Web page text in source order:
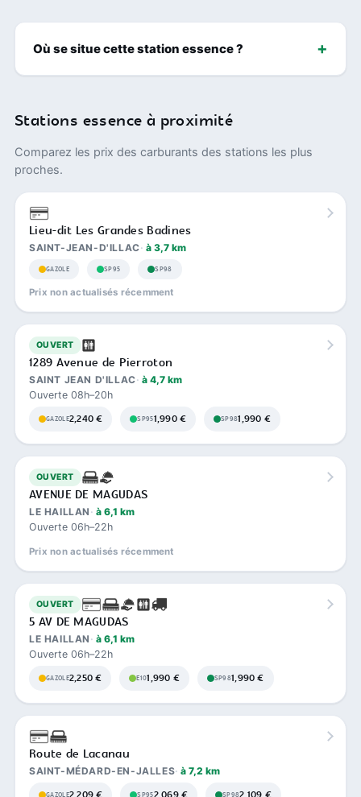
Où se situe cette station essence ?
Stations essence à proximité
Comparez les prix des carburants des stations les plus
proches.
Lieu-dit Les Grandes Badines
SAINT-JEAN-D'ILLAC à 3,7 km
GAZOLE SP95 SP98
Prix non actualisés récemment
OUVERT
1289 Avenue de Pierroton
SAINT JEAN D'ILLAC à 4,7 km
Ouverte 08h–20h
GAZOLE2,240 € SP951,990 € SP981,990 €
OUVERT
AVENUE DE MAGUDAS
LE HAILLAN à 6,1 km
Ouverte 06h–22h
Prix non actualisés récemment
OUVERT
5 AV DE MAGUDAS
LE HAILLAN à 6,1 km
Ouverte 06h–22h
GAZOLE2,250 € E101,990 € SP981,990 €
Route de Lacanau
SAINT-MÉDARD-EN-JALLES à 7,2 km
GAZOLE SP95 SP98